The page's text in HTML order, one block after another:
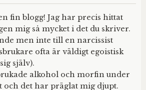
fin blogg! Jag har precis hittat
mig så mycket i det du skriver.
men inte till en narcissist
ofta är väldigt egoistisk
själv).
alkohol och morfin under
och det har präglat mig djupt.